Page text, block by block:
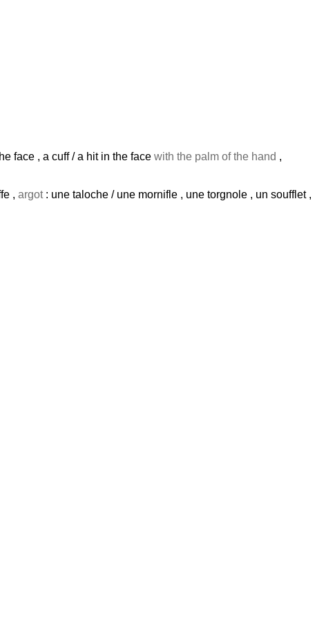
face , a cuff / a hit in the face with the palm of the hand ,
, argot: une taloche / une mornifle , une torgnole , un soufflet ,